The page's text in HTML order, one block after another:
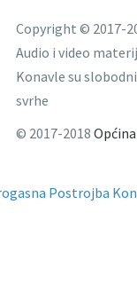
Copyright © 2017-
Audio i video
Konavle su
svrhe
© 2017-2018